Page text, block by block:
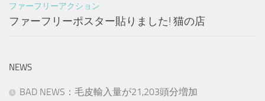
ファーフリーアクション
ファーフリーポスター貼りました! 猫の店
NEWS
BAD NEWS：毛皮輸入量が21,203頭分増加